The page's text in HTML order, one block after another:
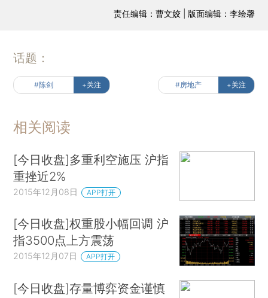
责任编辑：曹文姣 | 版面编辑：李绘馨
话题：
#陈剑 +关注 #房地产 +关注
相关阅读
[今日收盘]多重利空施压 沪指
重挫近2%
2015年12月08日 APP打开
[今日收盘]权重股小幅回调 沪
指3500点上方震荡
2015年12月07日 APP打开
[今日收盘]存量博弈资金谨慎